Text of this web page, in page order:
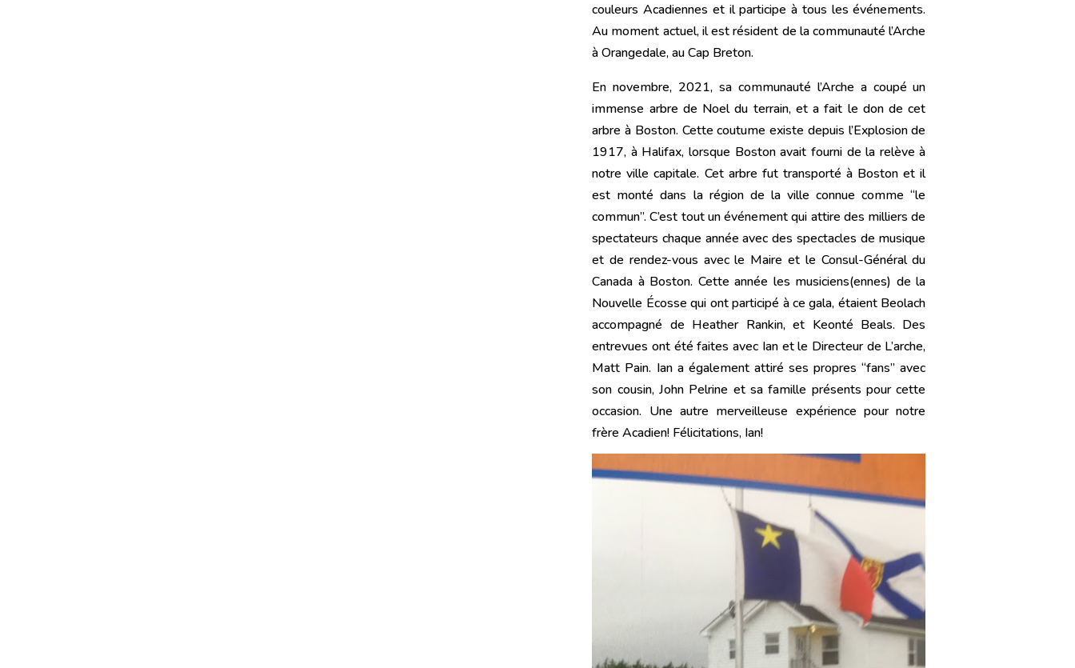
couleurs Acadiennes et il participe à tous les événements.
Au moment actuel, il est résident de la communauté l’Arche
à Orangedale, au Cap Breton.
En novembre, 2021, sa communauté l’Arche a coupé un
immense arbre de Noel du terrain, et a fait le don de cet
arbre à Boston. Cette coutume existe depuis l’Explosion de
1917, à Halifax, lorsque Boston avait fourni de la relève à
notre ville capitale. Cet arbre fut transporté à Boston et il
est monté dans la région de la ville connue comme “le
commun”. C’est tout un événement qui attire des milliers de
spectateurs chaque année avec des spectacles de musique
et de rendez-vous avec le Maire et le Consul-Général du
Canada à Boston. Cette année les musiciens(ennes) de la
Nouvelle Écosse qui ont participé à ce gala, étaient Beolach
accompagné de Heather Rankin, et Keonté Beals. Des
entrevues ont été faites avec Ian et le Directeur de L’arche,
Matt Pain. Ian a également attiré ses propres “fans” avec
son cousin, John Pelrine et sa famille présents pour cette
occasion. Une autre merveilleuse expérience pour notre
frère Acadien! Félicitations, Ian!